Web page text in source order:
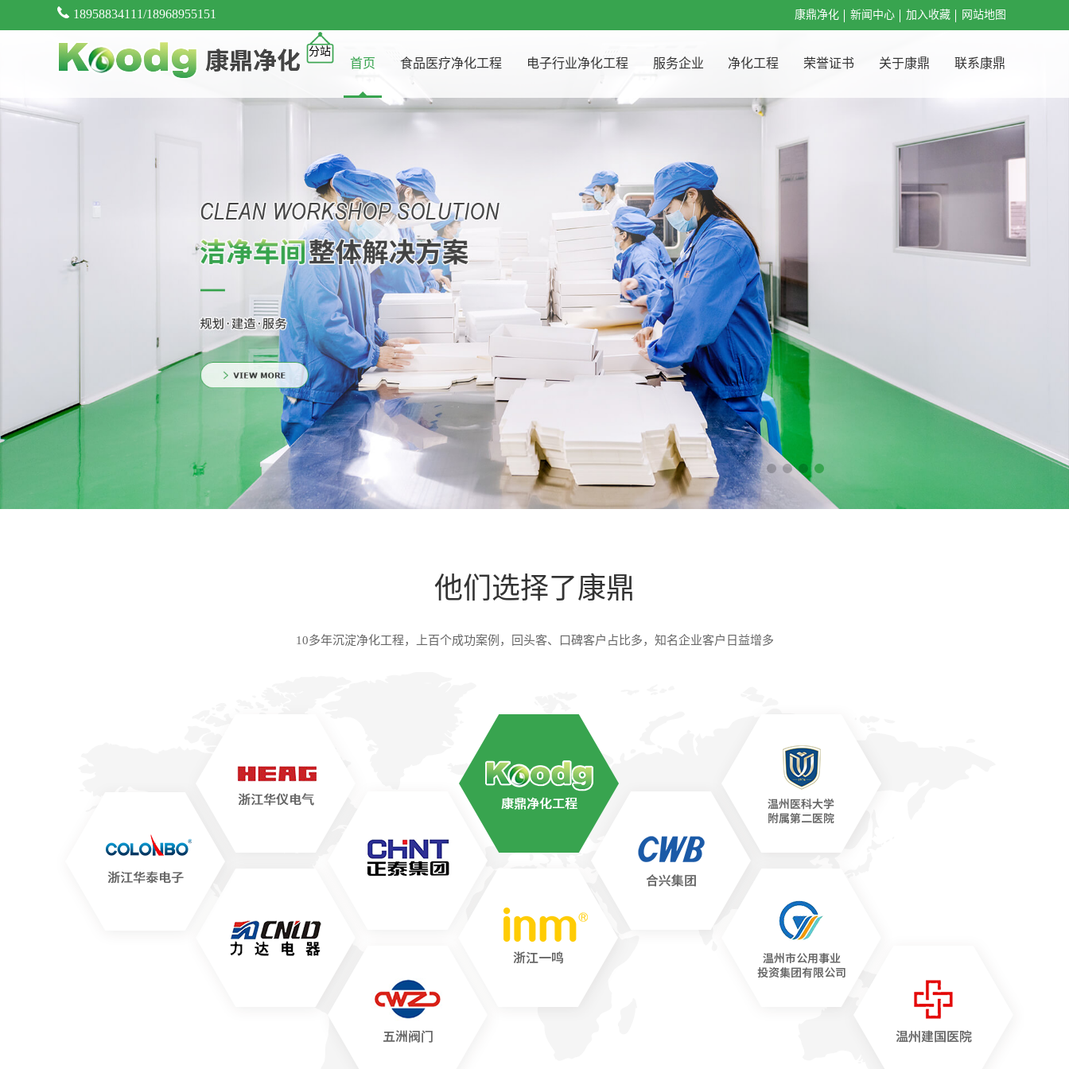
18958834111/18968955151 康鼎净化 新闻中心 加入收藏 网站地图
分站
首页 食品医疗净化工程 电子行业净化工程 服务企业 净化工程 荣誉证书 关于康鼎 联系康鼎
他们选择了康鼎
10多年沉淀净化工程，上百个成功案例，回头客、口碑客户占比多，知名企业客户日益增多